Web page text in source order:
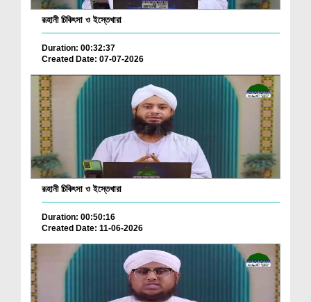
রূহানী চিকিৎসা ও ইস্তেখারা
Duration: 00:32:37
Created Date: 07-07-2026
রূহানী চিকিৎসা ও ইস্তেখারা
Duration: 00:50:16
Created Date: 11-06-2026